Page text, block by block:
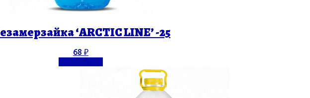
‘ARCTIC LINE’ -25
68 ₽